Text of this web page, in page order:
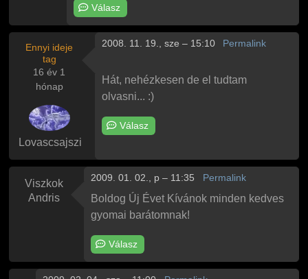
Válasz
Ennyi ideje
tag
16 év 1
hónap
Lovascsajszi
2008. 11. 19., sze – 15:10 Permalink
Hát, nehézkesen de el tudtam
olvasni... :)
Válasz
Viszkok
Andris
2009. 01. 02., p – 11:35 Permalink
Boldog Új Évet Kívánok minden kedves
gyomai barátomnak!
Válasz